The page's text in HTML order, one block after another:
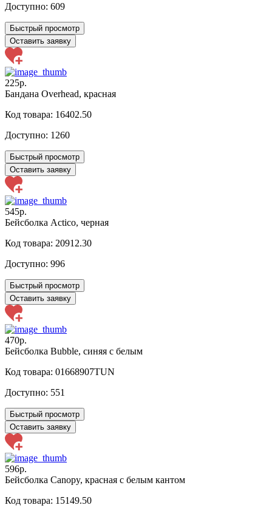
Доступно: 609
Быстрый просмотр
Оставить заявку
225р.
Бандана Overhead, красная
Код товара: 16402.50
Доступно: 1260
Быстрый просмотр
Оставить заявку
545р.
Бейсболка Actico, черная
Код товара: 20912.30
Доступно: 996
Быстрый просмотр
Оставить заявку
470р.
Бейсболка Bubble, синяя с белым
Код товара: 01668907TUN
Доступно: 551
Быстрый просмотр
Оставить заявку
596р.
Бейсболка Canopy, красная с белым кантом
Код товара: 15149.50